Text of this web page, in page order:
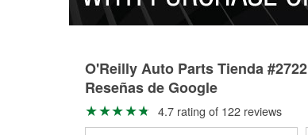
O'Reilly Auto Parts Tienda #2722
Reseñas de Google
4.7 rating of 122 reviews